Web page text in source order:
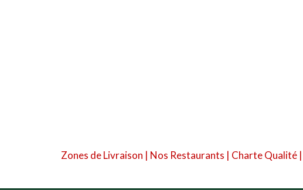
Zones de Livraison | Nos Restaurants | Charte Qualité|